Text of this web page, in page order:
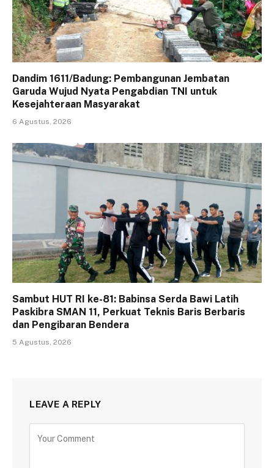
Dandim 1611/Badung: Pembangunan Jembatan
Garuda Wujud Nyata Pengabdian TNI untuk
Kesejahteraan Masyarakat
6 Agustus, 2026
Sambut HUT RI ke-81: Babinsa Serda Bawi Latih
Paskibra SMAN 11, Perkuat Teknis Baris Berbaris
dan Pengibaran Bendera
5 Agustus, 2026
LEAVE A REPLY